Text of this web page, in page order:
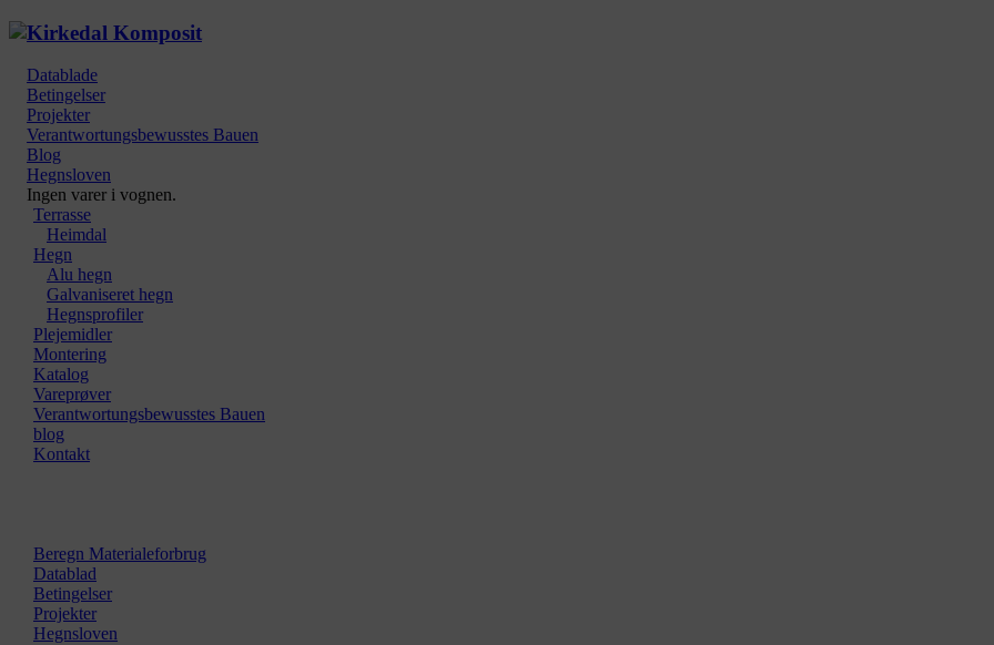
Datablade
Betingelser
Projekter
Verantwortungsbewusstes Bauen
Blog
Hegnsloven
Ingen varer i vognen.
Terrasse
Heimdal
Hegn
Alu hegn
Galvaniseret hegn
Hegnsprofiler
Plejemidler
Montering
Katalog
Vareprøver
Verantwortungsbewusstes Bauen
blog
Kontakt
Beregn Materialeforbrug
Datablad
Betingelser
Projekter
Hegnsloven